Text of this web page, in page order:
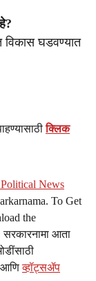
विकास घडवण्यात
क्लिक
News
To Get
the
सरकारनामा आता
आणिव्हॉट्सॲप